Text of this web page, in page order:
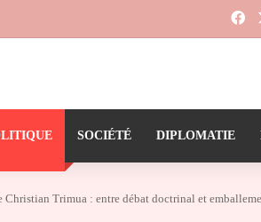
SOCIÉTÉ DIPLOMATIE
Christian Trimua : entre débat doctrinal et